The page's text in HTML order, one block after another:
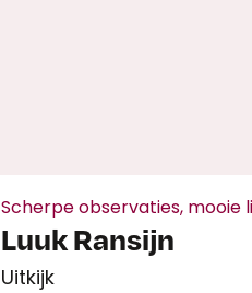
Luuk Ransijn
Uitkijk
Scherpe observaties, mooie